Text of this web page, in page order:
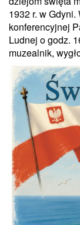
1932 r. w
konferencyjnej
Ludnej o godz.
muzealnik,